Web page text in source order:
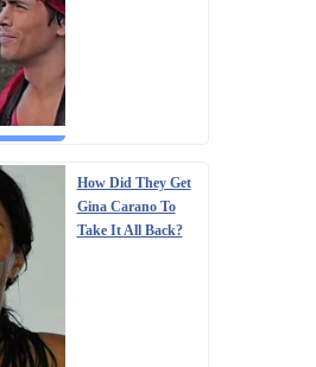
How Did They Get
Gina Carano To
Take It All Back?